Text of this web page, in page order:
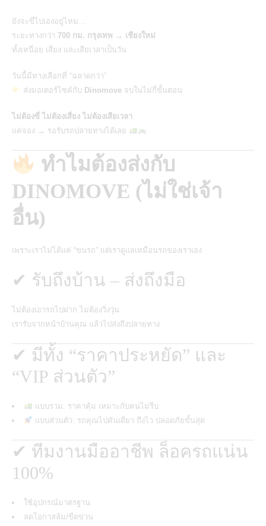
ยังจะขี่ไปเองอยู่ไหม…
ระยะทางกว่า 700 กม. กรุงเทพ → เชียงใหม่
ทั้งเหนื่อย เสี่ยง และเสียเวลาเป็นวัน
วันนี้มีทางเลือกที่ “ฉลาดกว่า”
ส่งมอเตอร์ไซค์กับ Dinomoveจบในไม่กี่ขั้นตอน
ไม่ต้องขี่ ไม่ต้องเสี่ยง ไม่ต้องเสียเวลา
แค่จอง → รอรับรถปลายทางได้เลย
ทำไมต้องส่งกับ
DINOMOVE (ไม่ใช่เจ้า
อื่น)
เพราะเราไม่ได้แค่ “ขนรถ” แต่เราดูแลเหมือนรถของเราเอง
✔ รับถึงบ้าน – ส่งถึงมือ
ไม่ต้องเอารถไปฝาก ไม่ต้องวิ่งวุ่น
เรารับจากหน้าบ้านคุณ แล้วไปส่งถึงปลายทาง
✔ มีทั้ง “ราคาประหยัด” และ
“VIP ส่วนตัว”
แบบรวม: ราคาคุ้ม เหมาะกับคนไม่รีบ
แบบส่วนตัว: รถคุณไปคันเดียว ถึงไว ปลอดภัยขั้นสุด
✔ ทีมงานมืออาชีพ ล็อครถแน่น
100%
ใช้อุปกรณ์มาตรฐาน
ลดโอกาสล้ม/ขีดข่วน